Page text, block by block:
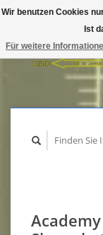
Wir benutzen Cookies
Ist
Für weitere